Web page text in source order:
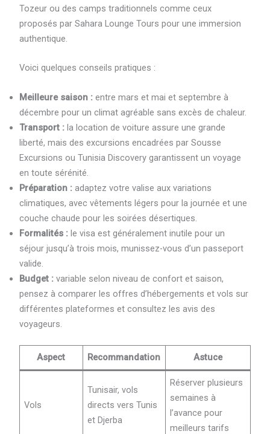
Tozeur ou des camps traditionnels comme ceux
proposés par Sahara Lounge Tours pour une immersion
authentique.
Voici quelques conseils pratiques :
Meilleure saison :entre mars et mai et septembre à
décembre pour un climat agréable sans excès de chaleur.
Transport :la location de voiture assure une grande
liberté, mais des excursions encadrées par Sousse
Excursions ou Tunisia Discovery garantissent un voyage
en toute sérénité.
Préparation :adaptez votre valise aux variations
climatiques, avec vêtements légers pour la journée et une
couche chaude pour les soirées désertiques.
Formalités :le visa est généralement inutile pour un
séjour jusqu’à trois mois, munissez-vous d’un passeport
valide.
Budget :variable selon niveau de confort et saison,
pensez à comparer les offres d’hébergements et vols sur
différentes plateformes et consultez les avis des
voyageurs.
Aspect Recommandation Astuce
Vols
Tunisair, vols
directs vers Tunis
et Djerba
Réserver plusieurs
semaines à
l’avance pour
meilleurs tarifs